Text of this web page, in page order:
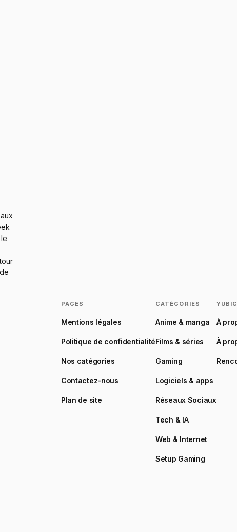
PAGES
Mentions légales
Politique de confidentialité
Nos catégories
Contactez-nous
Plan de site
CATÉGORIES
Anime & manga
Films & séries
Gaming
Logiciels & apps
Réseaux Sociaux
Tech & IA
Web & Internet
Setup Gaming
À
À